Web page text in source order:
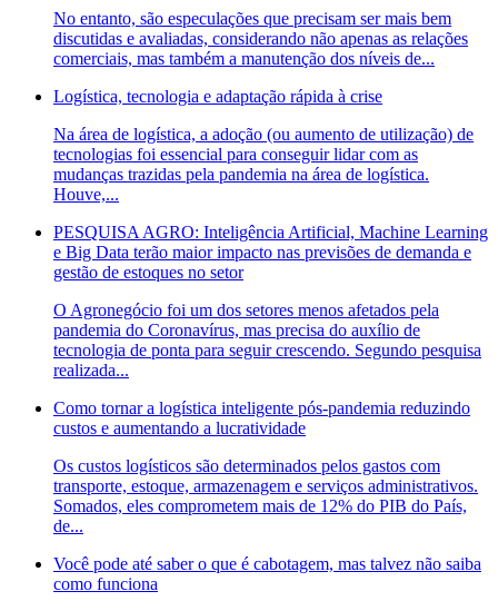
No entanto, são especulações que precisam ser mais bem
discutidas e avaliadas, considerando não apenas as relações
comerciais, mas também a manutenção dos níveis de...
Logística, tecnologia e adaptação rápida à crise
Na área de logística, a adoção (ou aumento de utilização) de
tecnologias foi essencial para conseguir lidar com as
mudanças trazidas pela pandemia na área de logística.
Houve,...
PESQUISA AGRO: Inteligência Artificial, Machine Learning
e Big Data terão maior impacto nas previsões de demanda e
gestão de estoques no setor
O Agronegócio foi um dos setores menos afetados pela
pandemia do Coronavírus, mas precisa do auxílio de
tecnologia de ponta para seguir crescendo. Segundo pesquisa
realizada...
Como tornar a logística inteligente pós-pandemia reduzindo
custos e aumentando a lucratividade
Os custos logísticos são determinados pelos gastos com
transporte, estoque, armazenagem e serviços administrativos.
Somados, eles comprometem mais de 12% do PIB do País,
de...
Você pode até saber o que é cabotagem, mas talvez não saiba
como funciona